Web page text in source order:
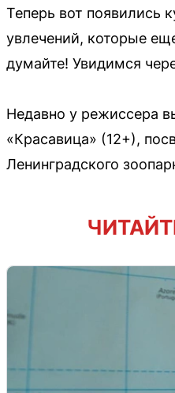
Теперь вот появились
увлечений, которые
думайте! Увидимся
Недавно у режиссера
«Красавица» (12+),
Ленинградского